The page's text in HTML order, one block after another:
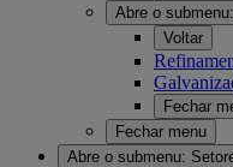
Abre o submenu:
Voltar
Fechar
Fechar menu
Abre o submenu: